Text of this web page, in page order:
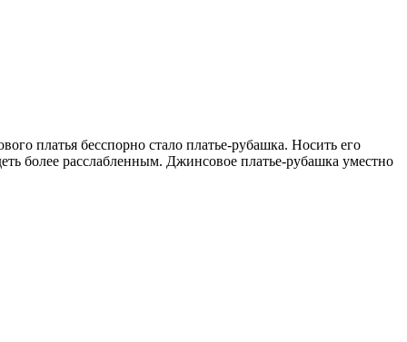
платья бесспорно стало платье-рубашка. Носить его
более расслабленным. Джинсовое платье-рубашка уместно